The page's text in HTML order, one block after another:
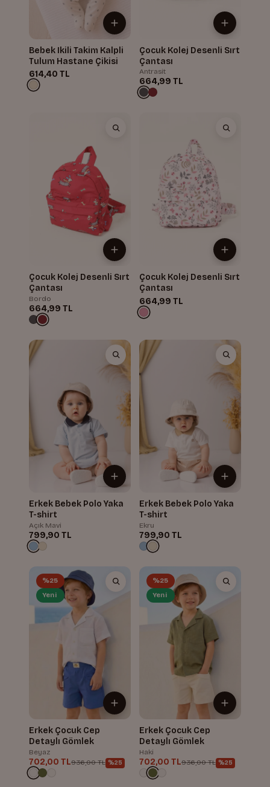
Bebek Ikili Takim Kalpli
Tulum Hastane Çikisi
614,40 TL
Çocuk Kolej Desenli Sırt
Çantası
Antrasit
664,99 TL
Çocuk Kolej Desenli Sırt
Çantası
Bordo
664,99 TL
Çocuk Kolej Desenli Sırt
Çantası
664,99 TL
Erkek Bebek Polo Yaka
T-shirt
Açık Mavi
799,90 TL
Erkek Bebek Polo Yaka
T-shirt
Ekru
799,90 TL
%25
Yeni
Erkek Çocuk Cep
Detaylı Gömlek
Beyaz
702,00 TL936,00 TL %25
%25
Yeni
Erkek Çocuk Cep
Detaylı Gömlek
Haki
702,00 TL936,00 TL %25